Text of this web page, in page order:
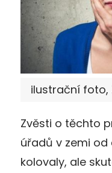
ilustrační foto,
Zvěsti o těchto
úřadů v zemi
kolovaly, ale